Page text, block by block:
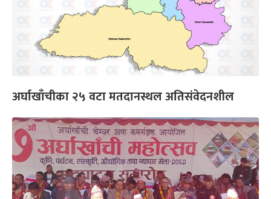
अर्घाखाँचीका २५ वटा मतदानस्थल अतिसंवेदनशील